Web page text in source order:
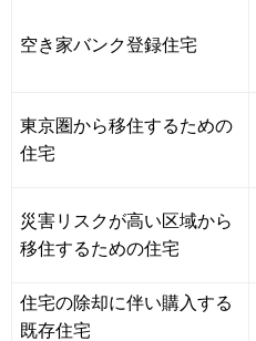
空き家バンク登録住宅
東京圏から移住するための
住宅
災害リスクが高い区域から
移住するための住宅
住宅の除却に伴い購入する
既存住宅